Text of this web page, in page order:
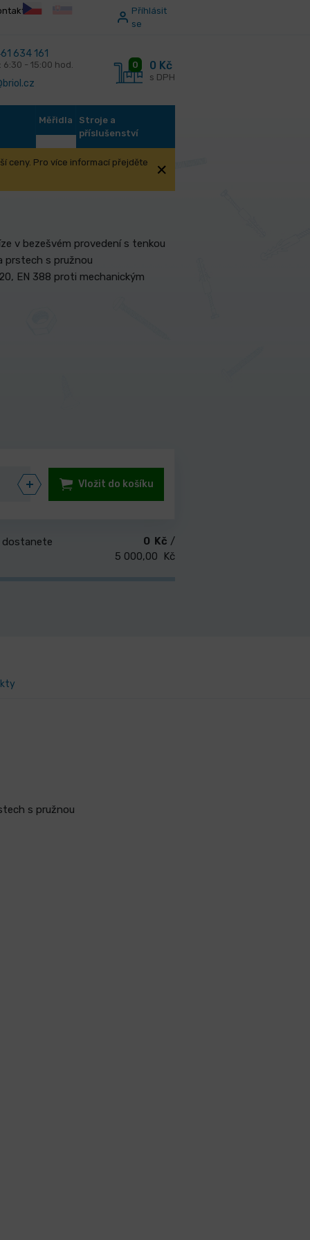
Příhlásit
se
634 161
6:30 - 15:00 hod. 0 0 Kč
s DPH
Měřidla
Stroje a
příslušenství
ceny. Pro více informací přejděte
v bezešvém provedení s tenkou
prstech s pružnou
EN 388 proti mechanickým
Vložit do košíku
dostanete
0 Kč /
5 000,00 Kč
s pružnou